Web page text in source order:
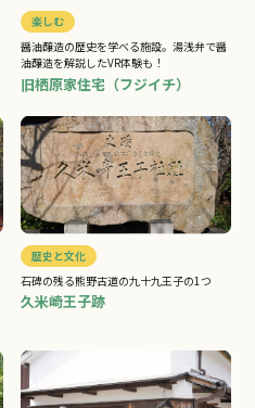
楽しむ
醤油醸造の歴史を学べる施設。湯浅弁で醤
油醸造を解説したVR体験も！
旧栖原家住宅（フジイチ）
歴史と文化
石碑の残る熊野古道の九十九王子の1つ
久米崎王子跡